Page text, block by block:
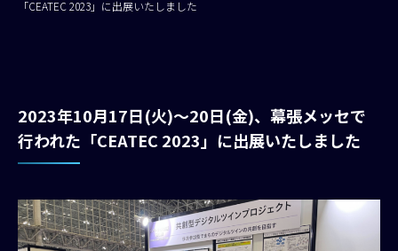
「CEATEC 2023」に出展いたしました
2023年10月17日(火)～20日(金)、幕張メッセで
行われた「CEATEC 2023」に出展いたしました